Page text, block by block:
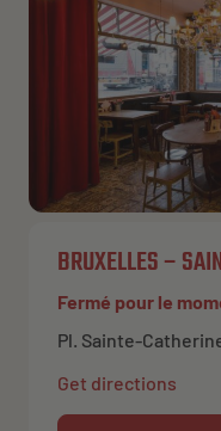
BRUXELLES –
Fermé pour le
Pl. Sainte-
Get directions